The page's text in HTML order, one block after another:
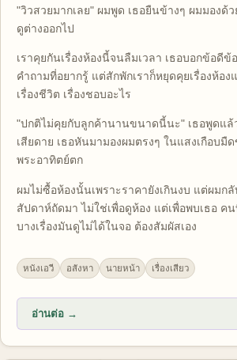
"วิวสวยมากเลย" ผมพูด เธอยืนข้างๆ ผมมองด้
ดูต่างออกไป
เราคุยกันเรื่องห้องนี้จนลืมเวลา เธอบอกข้อดีข้
คำถามที่อยากรู้ แต่สักพักเราก็หยุดคุยเรื่องห้อง
เรื่องชีวิต เรื่องชอบอะไร
"ปกติไม่คุยกับลูกค้านานขนาดนี้นะ" เธอพูดแล้
เสียดาย เธอหันมามองผมตรงๆ ในแสงเกือบมื
พระอาทิตย์ตก
ผมไม่ซื้อห้องนั้นเพราะราคายังเกินงบ แต่ผมก
สัปดาห์ถัดมา ไม่ใช่เพื่อดูห้อง แต่เพื่อพบเธอ ค
บางเรื่องมันดูไม่ได้ในจอ ต้องสัมผัสเอง
หนังเอวี อสังหา นายหน้า เรื่องเสียว
อ่านต่อ →